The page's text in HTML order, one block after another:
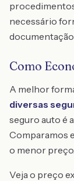
necessário
Como
A melhor
diversas
seguro auto é
Comparamos
o menor preço.
Veja o preço